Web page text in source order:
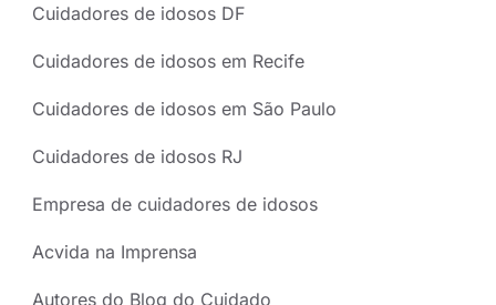
Cuidadores de idosos DF
Cuidadores de idosos em Recife
Cuidadores de idosos em São Paulo
Cuidadores de idosos RJ
Empresa de cuidadores de idosos
Acvida na Imprensa
Autores do Blog do Cuidado